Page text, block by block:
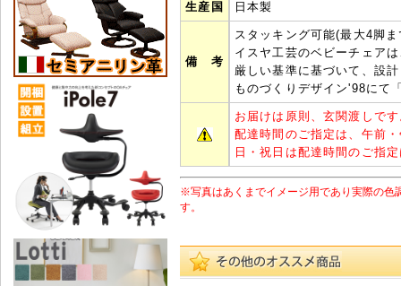
生産国 日本製
備 考
スタッキング可能(最大4脚
イスヤ工芸のベビーチェア
厳しい基準に基づいて、設
ものづくりデザイン'98にて
お届けは原則、玄関渡しで
配達時間のご指定は、午前
日・祝日は配達時間のご指
※写真はあくまでイメージ用であり実際の色
す。